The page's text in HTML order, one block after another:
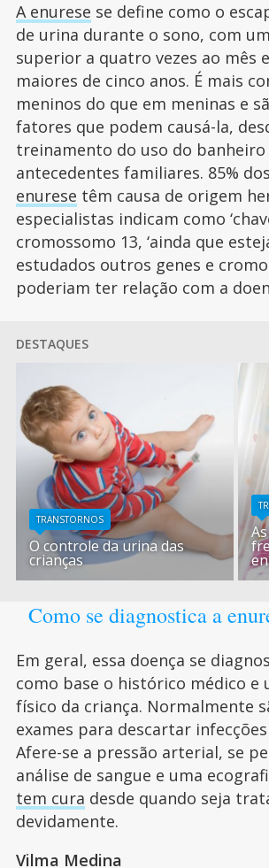
A enurese se define como o
de urina durante o sono, com
superior a quatro vezes ao mês
maiores de cinco anos. É mais
meninos do que em meninas e
fatores que podem causá-la,
treinamento do uso do banheiro
antecedentes familiares. 85% dos
enurese têm causa de origem
especialistas indicam como
cromossomo 13, ‘ainda que
estudados outros genes e
poderiam ter relação com a
DESTAQUES
TRANSTORNOS
O controle da urina das
crianças
Como se diagnostica a
Em geral, essa doença se
como base o histórico médico e
físico da criança. Normalmente
exames para descartar
Afere-se a pressão arterial, se
análise de sangue e uma
tem cura desde quando seja
devidamente.
Vilma Medina